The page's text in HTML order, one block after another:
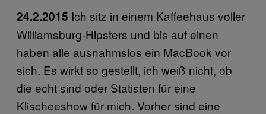
24.2.2015 Ich sitz in einem Kaffeehaus voller
Williamsburg-Hipsters und bis auf einen
haben alle ausnahmslos ein MacBook vor
sich. Es wirkt so gestellt, ich weiß nicht, ob
die echt sind oder Statisten für eine
Klischeeshow für mich. Vorher sind eine